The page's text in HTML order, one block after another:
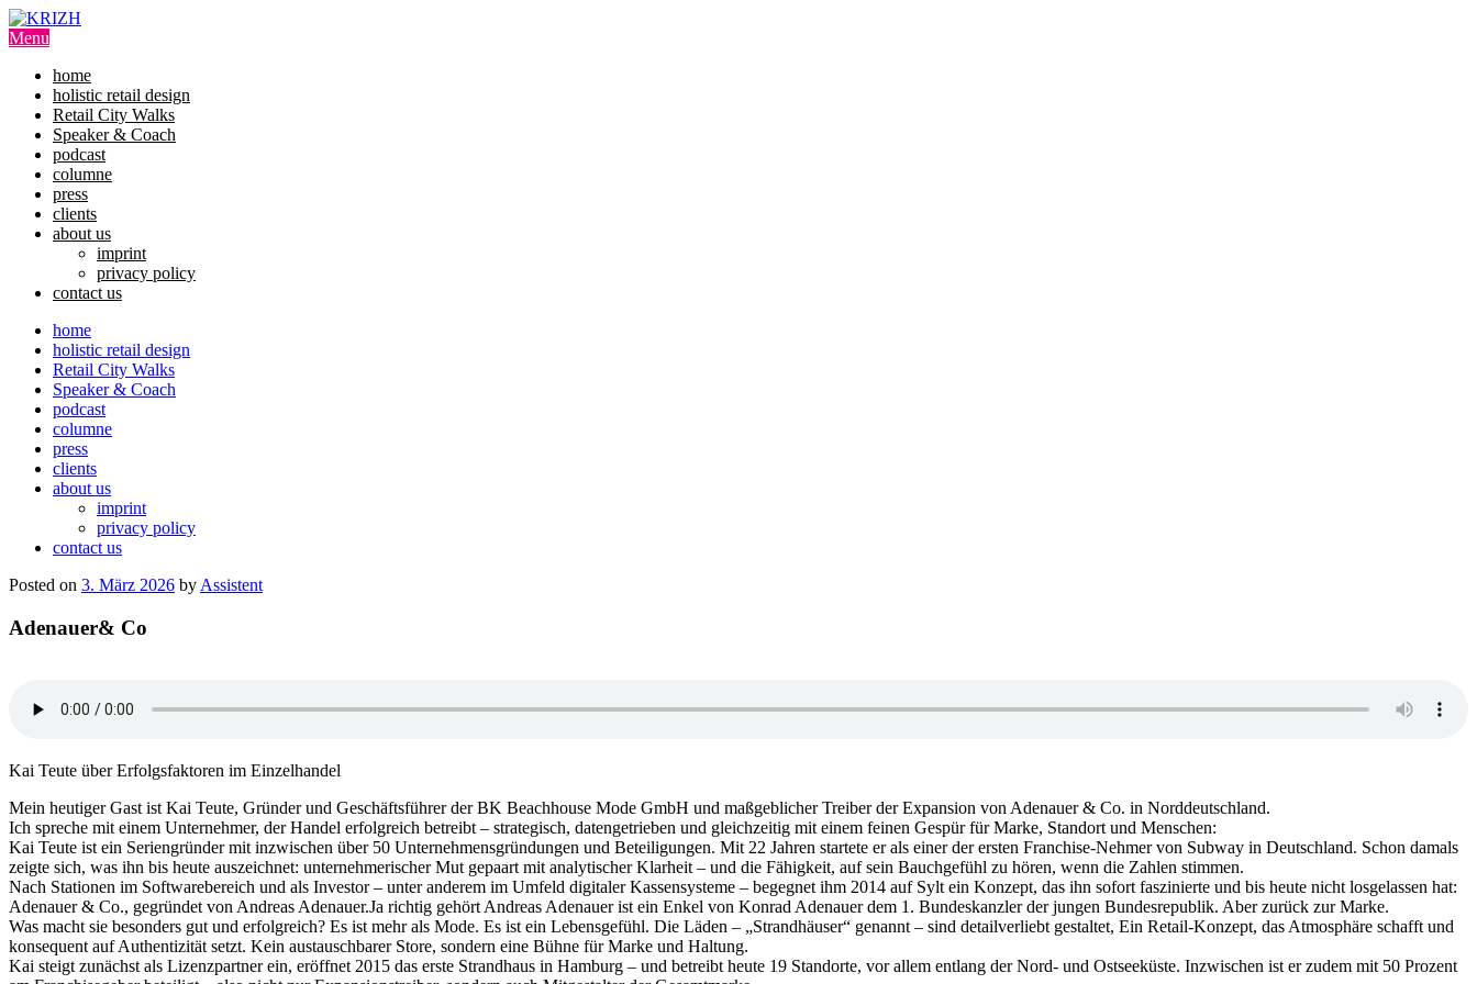
Skip
to
Menu
home
holistic retail design
Retail City Walks
Speaker & Coach
podcast
columne
press
clients
about us
imprint
privacy policy
contact us
home
holistic retail design
Retail City Walks
Speaker & Coach
podcast
columne
press
clients
about us
imprint
privacy policy
contact us
Posted on 3. März 2026 by Assistent
Adenauer& Co
Kai Teute über Erfolgsfaktoren im Einzelhandel
Mein heutiger Gast ist Kai Teute, Gründer und Geschäftsführer der BK Beachhouse Mode GmbH und maßgeblicher Treiber der Expansion von Adenauer & Co. in Norddeutschland.
Ich spreche mit einem Unternehmer, der Handel erfolgreich betreibt – strategisch, datengetrieben und gleichzeitig mit einem feinen Gespür für Marke, Standort und Menschen:
Kai Teute ist ein Seriengründer mit inzwischen über 50 Unternehmensgründungen und Beteiligungen. Mit 22 Jahren startete er als einer der ersten Franchise-Nehmer von Subway in Deutschland. Schon damals
zeigte sich, was ihn bis heute auszeichnet: unternehmerischer Mut gepaart mit analytischer Klarheit – und die Fähigkeit, auf sein Bauchgefühl zu hören, wenn die Zahlen stimmen.
Nach Stationen im Softwarebereich und als Investor – unter anderem im Umfeld digitaler Kassensysteme – begegnet ihm 2014 auf Sylt ein Konzept, das ihn sofort faszinierte und bis heute nicht losgelassen hat:
Adenauer & Co., gegründet von Andreas Adenauer.Ja richtig gehört Andreas Adenauer ist ein Enkel von Konrad Adenauer dem 1. Bundeskanzler der jungen Bundesrepublik. Aber zurück zur Marke.
Was macht sie besonders gut und erfolgreich? Es ist mehr als Mode. Es ist ein Lebensgefühl. Die Läden – „Strandhäuser“ genannt – sind detailverliebt gestaltet, Ein Retail-Konzept, das Atmosphäre schafft und
konsequent auf Authentizität setzt. Kein austauschbarer Store, sondern eine Bühne für Marke und Haltung.
Kai steigt zunächst als Lizenzpartner ein, eröffnet 2015 das erste Strandhaus in Hamburg – und betreibt heute 19 Standorte, vor allem entlang der Nord- und Ostseeküste. Inzwischen ist er zudem mit 50 Prozent